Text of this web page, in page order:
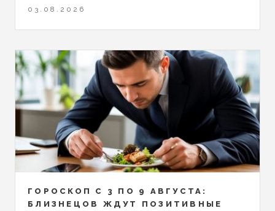
03.08.2026
ГОРОСКОП С 3 ПО 9 АВГУСТА:
БЛИЗНЕЦОВ ЖДУТ ПОЗИТИВНЫЕ